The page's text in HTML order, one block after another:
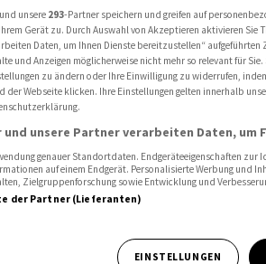
Angriff getötet
Soldat
Angriff
unsere 293-Partner speichern und greifen auf
Gerät zu. Durch Auswahl von Akzeptieren aktivieren Sie
Daten, um Ihnen Dienste bereitzustellen“
und Anzeigen möglicherweise nicht mehr so relevant für
zu ändern oder Ihre Einwilligung zu widerrufen,
der Webseite klicken. Ihre Einstellungen gelten innerhalb
und unsere Partner verarbeiten Daten,
genauer Standortdaten. Endgeräteeigenschaften
auf einem Endgerät. Personalisierte Werbung und
Zielgruppenforschung sowie Entwicklung und
der Partner (Lieferanten)
EINSTELLUNGEN